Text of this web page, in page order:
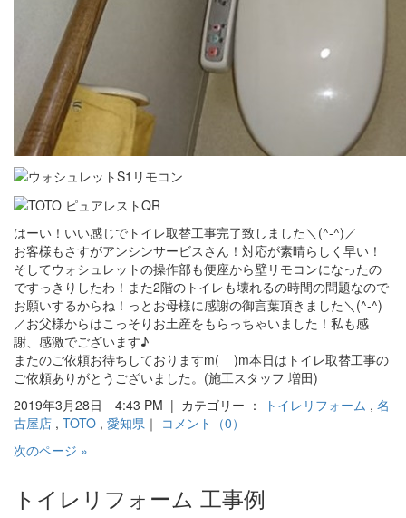
はーい！いい感じでトイレ取替工事完了致しました＼(^-^)／
お客様もさすがアンシンサービスさん！対応が素晴らしく早い！
そしてウォシュレットの操作部も便座から壁リモコンになったの
ですっきりしたわ！また2階のトイレも壊れるの時間の問題なので
お願いするからね！っとお母様に感謝の御言葉頂きました＼(^-^)
／お父様からはこっそりお土産をもらっちゃいました！私も感
謝、感激でございます♪
またのご依頼お待ちしておりますm(__)m本日はトイレ取替工事の
ご依頼ありがとうございました。(施工スタッフ 増田)
2019年3月28日 4:43 PM | カテゴリー ：
トイレリフォーム , 名
古屋店 , TOTO , 愛知県 ｜ コメント（0）
次のページ »
トイレリフォーム 工事例